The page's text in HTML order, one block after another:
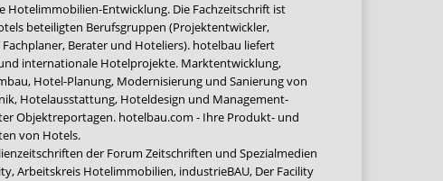
Entwicklung. Die Fachzeitschrift ist
beteiligten Berufsgruppen (Projektentwickler,
Berater und Hoteliers). hotelbau liefert
internationale Hotelprojekte. Marktentwicklung,
Hotel-Planung, Modernisierung und Sanierung von
Hotelausstattung, Hoteldesign und Management-
Objektreportagen. hotelbau.com - Ihre Produkt- und
von Hotels.
der Forum Zeitschriften und Spezialmedien
,Arbeitskreis Hotelimmobilien, industrieBAU, Der Facility